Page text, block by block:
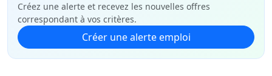
Créez une alerte et recevez les nouvelles offres
correspondant à vos critères.
Créer une alerte emploi